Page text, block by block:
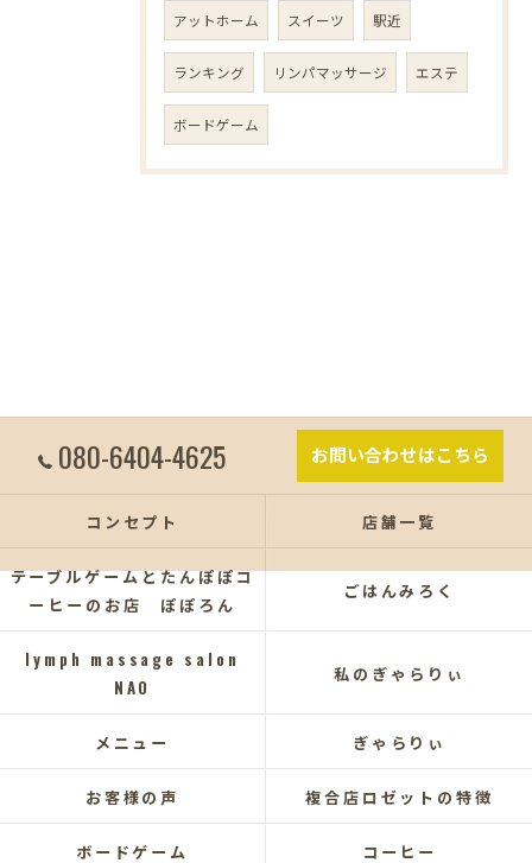
アットホーム スイーツ 駅近
ランキング リンパマッサージ エステ
ボードゲーム
080-6404-4625 お問い合わせはこちら
コンセプト 店舗一覧
テーブルゲームとたんぽぽコ
ーヒーのお店 ぽぽろん
ごはんみろく
lymph massage salon
NAO
私のぎゃらりぃ
メニュー ぎゃらりぃ
お客様の声 複合店ロゼットの特徴
ボードゲーム コーヒー